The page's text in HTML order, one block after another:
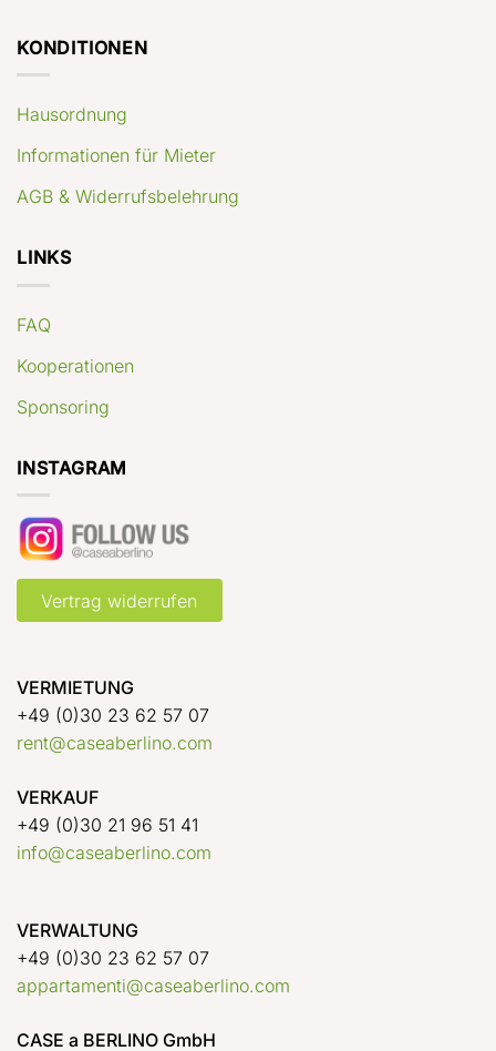
KONDITIONEN
Hausordnung
Informationen für Mieter
AGB & Widerrufsbelehrung
LINKS
FAQ
Kooperationen
Sponsoring
INSTAGRAM
Vertrag widerrufen
VERMIETUNG
+49 (0)30 23 62 57 07
rent@caseaberlino.com
VERKAUF
+49 (0)30 21 96 51 41
info@caseaberlino.com
VERWALTUNG
+49 (0)30 23 62 57 07
appartamenti@caseaberlino.com
CASE a BERLINO GmbH